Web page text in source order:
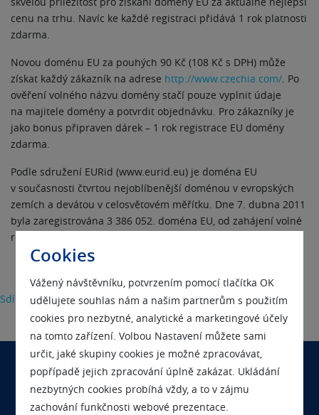
Cookies
Vážený návštěvníku, potvrzením pomocí tlačítka OK
udělujete souhlas nám a našim partnerům s použitím
cookies pro nezbytné, analytické a marketingové účely
na tomto zařízení. Volbou Nastavení můžete sami
určit, jaké skupiny cookies je možné zpracovávat,
popřípadě jejich zpracování úplně zakázat. Ukládání
nezbytných cookies probíhá vždy, a to v zájmu
zachování funkčnosti webové prezentace.
cenu na trhu. Navíc ke každé registraci přidává 1 rok platnosti
zdarma.
Novou doménu EU za pouhých 90 Kč (108 Kč s DPH) může
získat každý zákazník na adrese http://www.czechia.com/. Po
ověření volného názvu domény stačí pouze vyplnit údaje
na majitele domény a potvrdit objednávku. Pro zákazníky je
jako bonus připraven dárek – 1 rok registrace EU domény
zdarma.
Podle sdružení EURid (www.eurid.eu) je doména EU
v současnosti čtvrtou nejoblíbenější doménou v evropských
zemích a devátou v celosvětovém měřítku. Dne 7. dubna 2011
byla zaregistrována 3 386 052. doména EU, od zahájení volné
registrace v roce 2006, což potvrzuje její úspěšnost.
Sdílet
Chcete se nás na něco zeptat?
Kontaktujte nás